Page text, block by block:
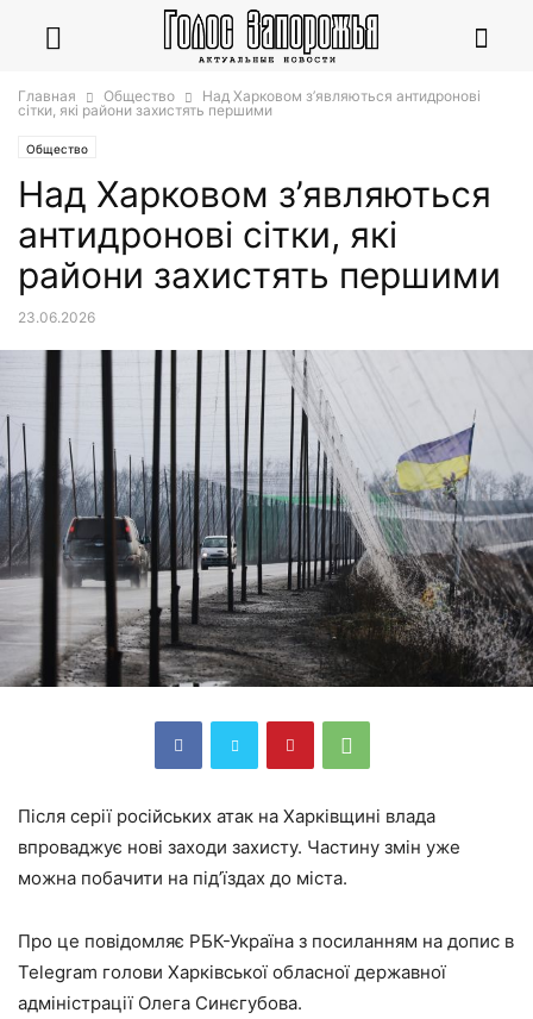
Главная Общество
Над Харковом з’являються антидронові
сітки, які райони захистять першими
Общество
Над Харковом з’являються
антидронові сітки, які
райони захистять першими
23.06.2026
Після серії російських атак на Харківщині влада
впроваджує нові заходи захисту. Частину змін уже
можна побачити на під’їздах до міста.
Про це повідомляє РБК-Україна з посиланням на допис в
Telegram голови Харківської обласної державної
адміністрації Олега Синєгубова.